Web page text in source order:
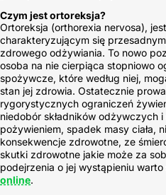
Czym jest ortoreksja?
Ortoreksja (orthorexia nervosa),
charakteryzującym się
zdrowego odżywiania. To nowo
osoba na nie cierpiąca stopniowo
spożywcze, które według niej,
stan jej zdrowia. Ostatecznie
rygorystycznych ograniczeń
niedobór składników odżywczych
pożywieniem, spadek masy ciała,
konsekwencje zdrowotne, ze
skutki zdrowotne jakie może za
podejrzenia o jej wystąpieniu
online.